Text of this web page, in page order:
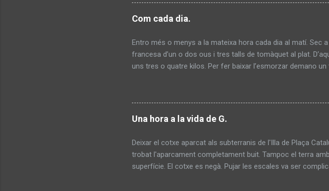
Com cada dia.
Entro més o menys a la mateixa hora cada dia al matí. Sec
francesa d’un o dos ous i tres talls de tomàquet al plat.
uns tres o quatre kilos. Per fer baixar l’esmorzar demano
dos ulleres de cul d’ampolla. Mal afaitats, mal pentinats.
no entenem la seva brutícia. Demanen un cafè per a
anys és jubilat i abans havia fet de cambrer. S’apropa a la
Una hora a la vida de G.
Deixar el cotxe aparcat als subterranis de l'Illa de Plaça
trobat l'aparcament completament buit. Tampoc el terra
superfície. El cotxe es negà. Pujar les escales va ser